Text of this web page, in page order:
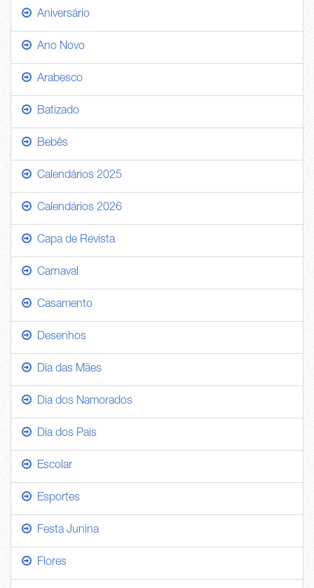
Aniversário
Ano Novo
Arabesco
Batizado
Bebês
Calendários 2025
Calendários 2026
Capa de Revista
Carnaval
Casamento
Desenhos
Dia das Mães
Dia dos Namorados
Dia dos Pais
Escolar
Esportes
Festa Junina
Flores